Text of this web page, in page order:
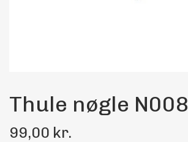
Kemi
Thule nøgle N008
99,00 kr.